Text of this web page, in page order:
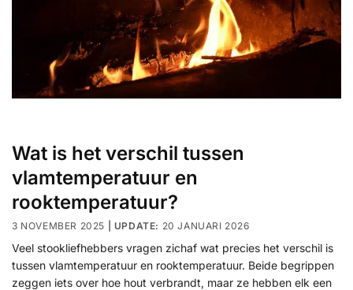
Wat is het verschil tussen
vlamtemperatuur en
rooktemperatuur?
3 NOVEMBER 2025 20 JANUARI 2026
Veel stookliefhebbers vragen zichaf wat precies het verschil is
tussen vlamtemperatuur en rooktemperatuur. Beide begrippen
zeggen iets over hoe hout verbrandt, maar ze hebben elk een